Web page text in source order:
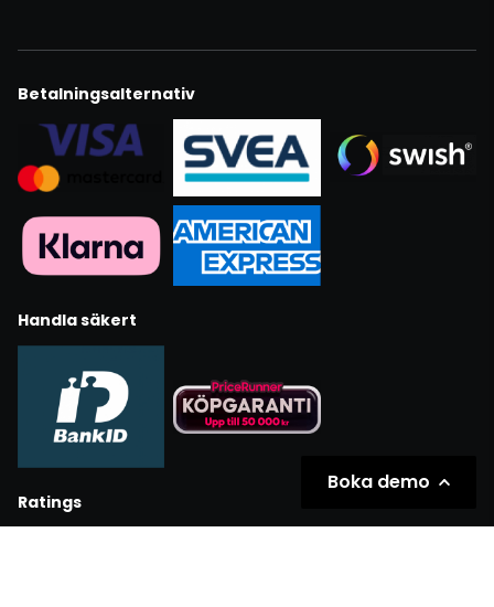
Betalningsalternativ
Handla säkert
Ratings
Boka demo